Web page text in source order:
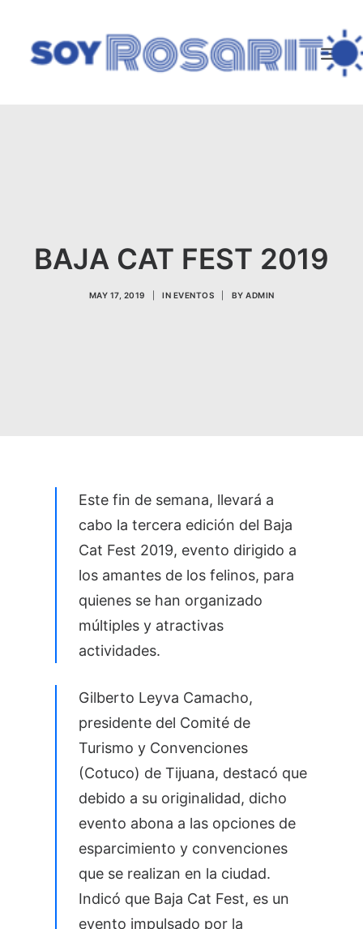
BAJA CAT FEST 2019
MAY 17, 2019 IN EVENTOS BY ADMIN
Este fin de semana, llevará a
cabo la tercera edición del Baja
Cat Fest 2019, evento dirigido a
los amantes de los felinos, para
quienes se han organizado
múltiples y atractivas
actividades.
Gilberto Leyva Camacho,
presidente del Comité de
Turismo y Convenciones
(Cotuco) de Tijuana, destacó que
debido a su originalidad, dicho
evento abona a las opciones de
esparcimiento y convenciones
que se realizan en la ciudad.
Indicó que Baja Cat Fest, es un
evento impulsado por la